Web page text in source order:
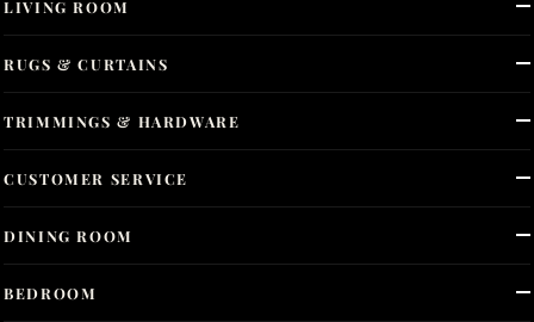
LIVING ROOM
DINING ROOM
BEDROOM
RUGS & CURTAINS
TRIMMINGS & HARDWARE
CUSTOMER SERVICE